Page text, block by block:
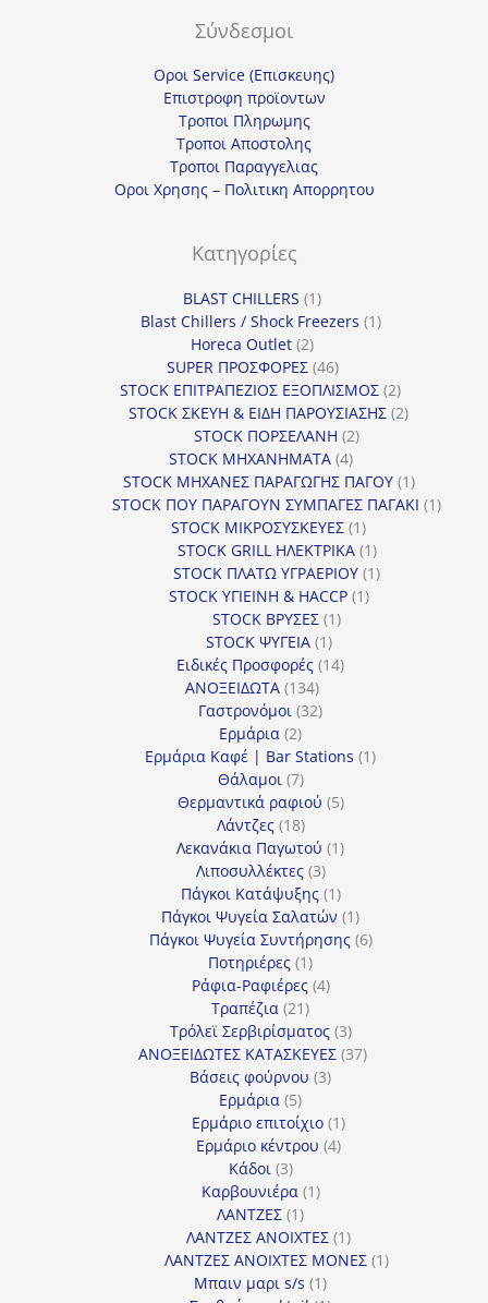
Σύνδεσμοι
Οροι Service (Επισκευης)
Επιστροφη προϊοντων
Τροποι Πληρωμης
Τροποι Αποστολης
Τροποι Παραγγελιας
Οροι Χρησης – Πολιτικη Απορρητου
Κατηγορίες
BLAST CHILLERS 11
προϊόν
Blast Chillers / Shock Freezers 11
Horeca Outlet 22
προϊόντα
SUPER ΠΡΟΣΦΟΡΕΣ 4646
προϊόντα
STOCK ΕΠΙΤΡΑΠΕΖΙΟΣ ΕΞΟΠΛΙΣΜΟΣ 22
προϊόντα
STOCK ΣΚΕΥΗ & ΕΙΔΗ ΠΑΡΟΥΣΙΑΣΗΣ 22
STOCK ΠΟΡΣΕΛΑΝΗ 22
STOCK ΜΗΧΑΝΗΜΑΤΑ 44
προϊόντα
STOCK ΜΗΧΑΝΕΣ ΠΑΡΑΓΩΓΗΣ ΠΑΓΟΥ 11
προϊόν
STOCK ΠΟΥ ΠΑΡΑΓΟΥΝ ΣΥΜΠΑΓΕΣ ΠΑΓΑΚΙ 11
STOCK ΜΙΚΡΟΣΥΣΚΕΥΕΣ 11
προϊόν
STOCK GRILL ΗΛΕΚΤΡΙΚΑ 11
προϊόν
STOCK ΠΛΑΤΩ ΥΓΡΑΕΡΙΟΥ 11
STOCK ΥΓΙΕΙΝΗ & HACCP 11
STOCK ΒΡΥΣΕΣ 11
STOCK ΨΥΓΕΙΑ 11
προϊόν
Ειδικές Προσφορές 1414
ΑΝΟΞΕΙΔΩΤΑ 134134
προϊόντα
Γαστρονόμοι 3232
Ερμάρια 22
προϊόντα
Ερμάρια Καφέ | Bar Stations 11
Θάλαμοι 77
προϊόντα
Θερμαντικά ραφιού 55
Λάντζες 1818
προϊόντα
Λεκανάκια Παγωτού 11
Λιποσυλλέκτες 33
προϊόντα
Πάγκοι Κατάψυξης 11
προϊόν
Πάγκοι Ψυγεία Σαλατών 11
προϊόν
Πάγκοι Ψυγεία Συντήρησης 66
Ποτηριέρες 11
προϊόν
Ράφια-Ραφιέρες 44
Τραπέζια 2121
προϊόντα
Τρόλεϊ Σερβιρίσματος 33
προϊόντα
ΑΝΟΞΕΙΔΩΤΕΣ ΚΑΤΑΣΚΕΥΕΣ 3737
Βάσεις φούρνου 33
Ερμάρια 55
προϊόντα
Ερμάριο επιτοίχιο 11
προϊόν
Ερμάριο κέντρου 44
Κάδοι 33
προϊόντα
Καρβουνιέρα 11
ΛΑΝΤΖΕΣ 11
προϊόν
ΛΑΝΤΖΕΣ ΑΝΟΙΧΤΕΣ 11
προϊόν
ΛΑΝΤΖΕΣ ΑΝΟΙΧΤΕΣ ΜΟΝΕΣ 11
Μπαιν μαρι s/s 11